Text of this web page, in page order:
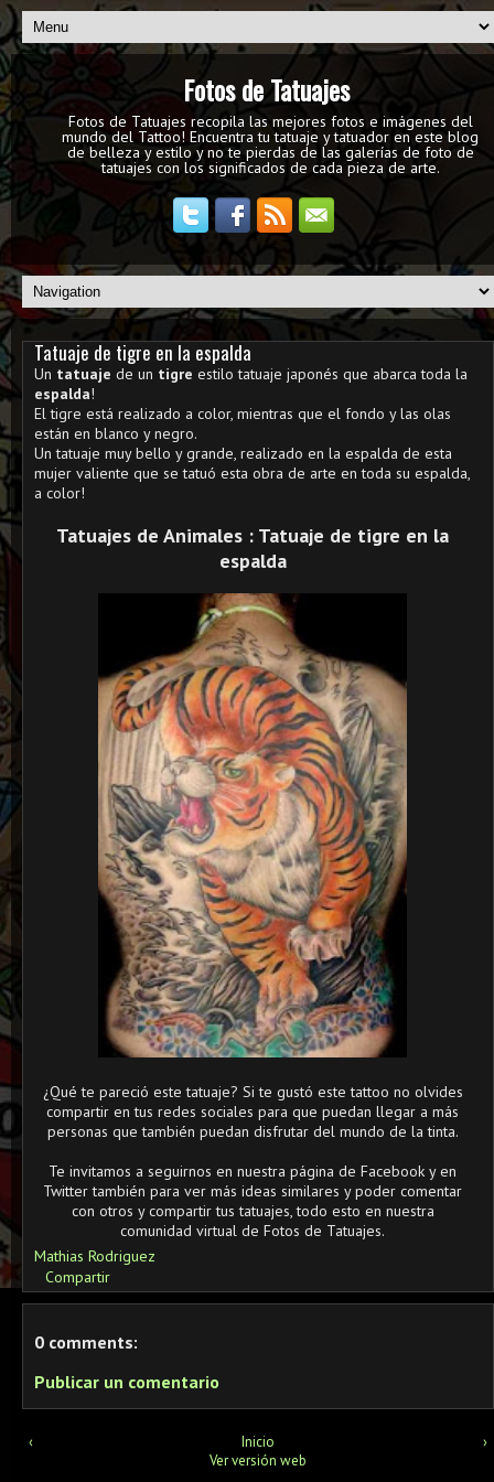
Fotos de Tatuajes
Fotos de Tatuajes recopila las mejores fotos e imágenes del
mundo del Tattoo! Encuentra tu tatuaje y tatuador en este blog
de belleza y estilo y no te pierdas de las galerías de foto de
tatuajes con los significados de cada pieza de arte.
Tatuaje de tigre en la espalda
Un tatuaje de un tigre estilo tatuaje japonés que abarca toda la
espalda!
El tigre está realizado a color, mientras que el fondo y las olas
están en blanco y negro.
Un tatuaje muy bello y grande, realizado en la espalda de esta
mujer valiente que se tatuó esta obra de arte en toda su espalda,
a color!
Tatuajes de Animales : Tatuaje de tigre en la
espalda
¿Qué te pareció este tatuaje? Si te gustó este tattoo no olvides
compartir en tus redes sociales para que puedan llegar a más
personas que también puedan disfrutar del mundo de la tinta.
Te invitamos a seguirnos en nuestra página de Facebook y en
Twitter también para ver más ideas similares y poder comentar
con otros y compartir tus tatuajes, todo esto en nuestra
comunidad virtual de Fotos de Tatuajes.
Mathias Rodriguez
Compartir
0 comments:
Publicar un comentario
‹ ›
Inicio
Ver versión web